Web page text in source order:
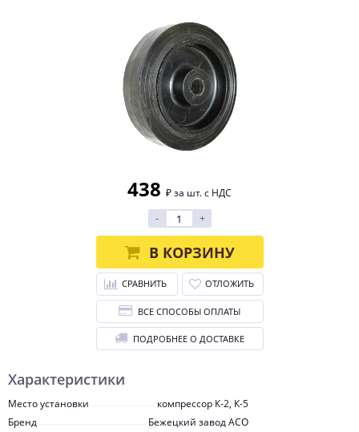
Характеристики
Место установки
компрессор К-2, К-5
Бренд
Бежецкий завод АСО
438 ₽ за шт. с НДС
-
+
В КОРЗИНУ
СРАВНИТЬ ОТЛОЖИТЬ
ВСЕ СПОСОБЫ ОПЛАТЫ
ПОДРОБНЕЕ О ДОСТАВКЕ